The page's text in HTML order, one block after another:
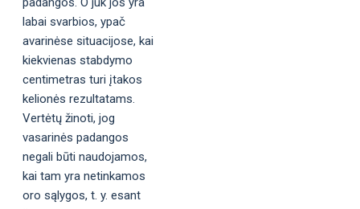
labai svarbios, ypač
avarinėse situacijose, kai
kiekvienas stabdymo
centimetras turi įtakos
kelionės rezultatams.
Vertėtų žinoti, jog
vasarinės padangos
negali būti naudojamos,
kai tam yra netinkamos
oro sąlygos, t. y. esant